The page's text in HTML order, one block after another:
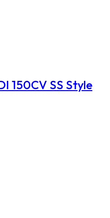
150CV SS Style